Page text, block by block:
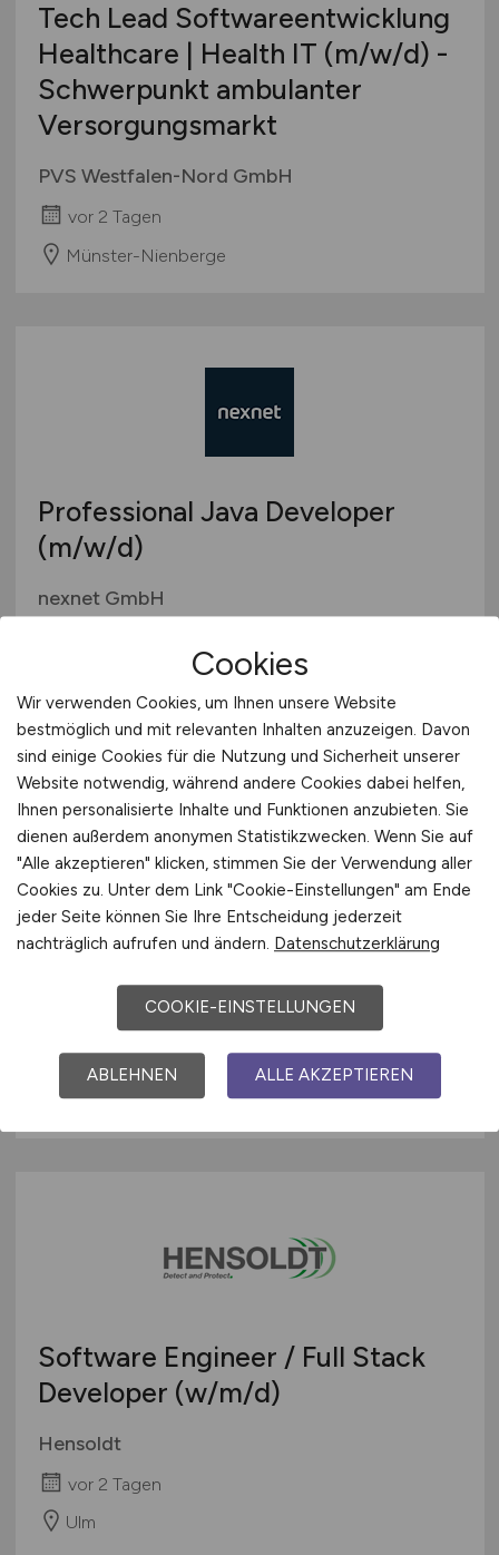
Tech Lead Softwareentwicklung
Healthcare | Health IT (m/w/d) -
Schwerpunkt ambulanter
Versorgungsmarkt
PVS Westfalen-Nord GmbH
vor 2 Tagen
Münster-Nienberge
Professional Java Developer
(m/w/d)
nexnet GmbH
R&D Softwareentwickler C++
Advantest Europe GmbH
vor 2 Tagen
Böblingen
Software Engineer / Full Stack
Developer (w/m/d)
Hensoldt
vor 2 Tagen
Ulm
Cookies
Wir verwenden Cookies, um Ihnen unsere Website
bestmöglich und mit relevanten Inhalten anzuzeigen. Davon
sind einige Cookies für die Nutzung und Sicherheit unserer
Website notwendig, während andere Cookies dabei helfen,
Ihnen personalisierte Inhalte und Funktionen anzubieten. Sie
dienen außerdem anonymen Statistikzwecken. Wenn Sie auf
"Alle akzeptieren" klicken, stimmen Sie der Verwendung aller
Cookies zu. Unter dem Link "Cookie-Einstellungen" am Ende
jeder Seite können Sie Ihre Entscheidung jederzeit
nachträglich aufrufen und ändern. Datenschutzerklärung
COOKIE-EINSTELLUNGEN
ABLEHNEN ALLE AKZEPTIEREN